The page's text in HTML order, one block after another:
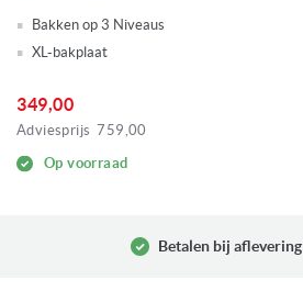
Bakken op 3 Niveaus
XL-bakplaat
349,00
Adviesprijs 759,00
Op voorraad
Betalen bij aflevering